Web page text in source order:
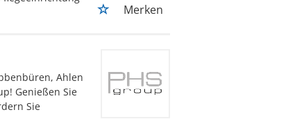
Merken
Ahlen
Genießen Sie
Sie